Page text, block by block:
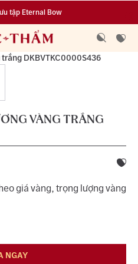
tập Eternal Bow
từ 0.1 chỉ vàng 999.9
VÀNG TRẮNG
giá vàng, trọng lượng vàng
NGAY